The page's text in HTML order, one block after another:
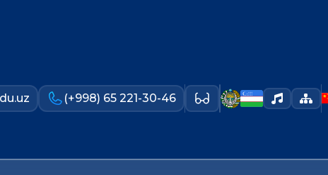
(+998) 65 221-30-46